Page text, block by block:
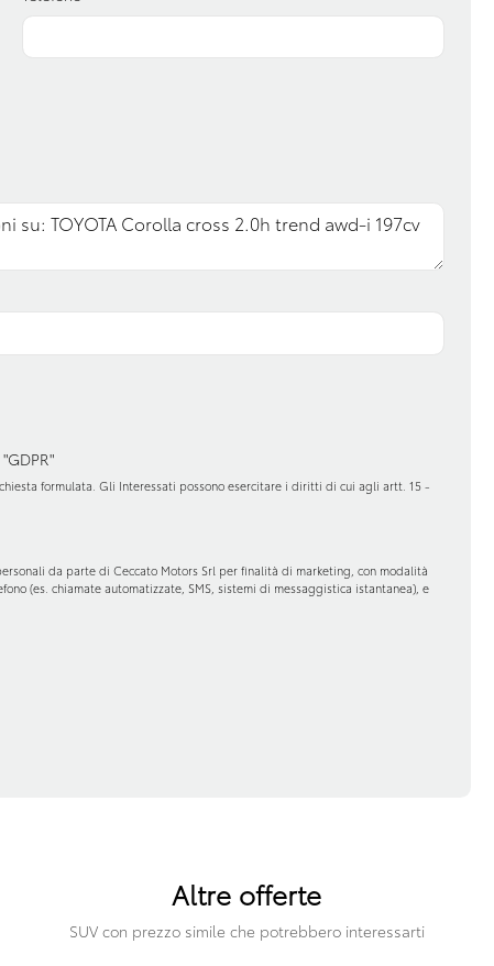
della corsia
per
Sistema di riconoscimento stanchezza
Vetri oscurati
formulata. Gli Interessati possono esercitare i diritti di cui agli artt. 15 -
da parte di Ceccato Motors Srl per finalità di marketing, con modalità
(es. chiamate automatizzate, SMS, sistemi di messaggistica istantanea), e
Altre offerte
SUV con prezzo simile che potrebbero interessarti